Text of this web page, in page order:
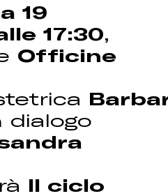
19
17:30,
Officine
dialogo
Il ciclo